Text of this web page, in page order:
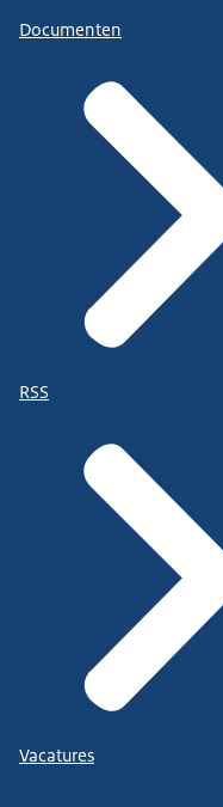
Documenten
RSS
Vacatures